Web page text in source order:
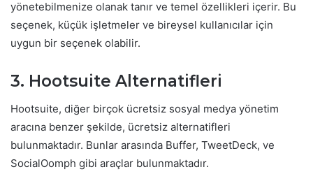
yönetebilmenize olanak tanır ve temel özellikleri içerir. Bu
seçenek, küçük işletmeler ve bireysel kullanıcılar için
uygun bir seçenek olabilir.
3. Hootsuite Alternatifleri
Hootsuite, diğer birçok ücretsiz sosyal medya yönetim
aracına benzer şekilde, ücretsiz alternatifleri
bulunmaktadır. Bunlar arasında Buffer, TweetDeck, ve
SocialOomph gibi araçlar bulunmaktadır.